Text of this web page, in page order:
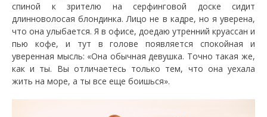
спиной к зрителю на серфинговой доске сидит
длинноволосая блондинка. Лицо не в кадре, но я уверена,
что она улыбается. Я в офисе, доедаю утренний круассан и
пью кофе, и тут в голове появляется спокойная и
уверенная мысль: «Она обычная девушка. Точно такая же,
как и ты. Вы отличаетесь только тем, что она уехала
жить на море, а ты все еще боишься».